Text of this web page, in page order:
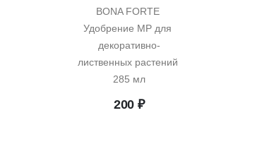
BONA FORTE
Удобрение MP для
декоративно-
лиственных растений
285 мл
200 ₽